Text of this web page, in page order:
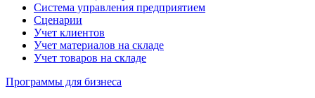
Система управления предприятием
Сценарии
Учет клиентов
Учет материалов на складе
Учет товаров на складе
Программы для бизнеса